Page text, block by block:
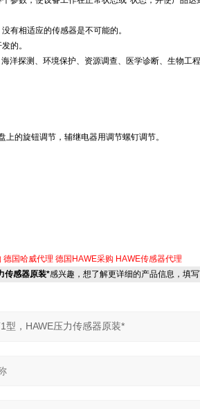
有相适应的传感器是不可能的。
的。
洋探测、环境保护、资源调查、医学诊断、生物工
的旋钮调节，辅继电器用调节螺钉调节。
德国哈威代理 德国HAWE采购 HAWE传感器代理
传感器原装*感兴趣，想了解更详细的产品信息，填